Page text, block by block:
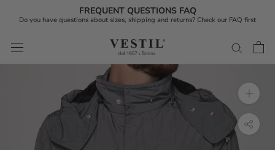
FREQUENT QUESTIONS FAQ
Do you have questions about sizes, shipping and returns? Check our FAQ first
content